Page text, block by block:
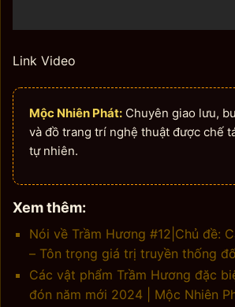
Link Video
Mộc Nhiên Phát: Chuyên giao lưu,
và đồ trang trí nghệ thuật được chế
tự nhiên.
Xem thêm:
Nói về Trầm Hương #12|Chủ đề:
– Tôn trọng giá trị truyền thống
Các vật phẩm Trầm Hương đặc
đón năm mới 2024 | Mộc Nhiên